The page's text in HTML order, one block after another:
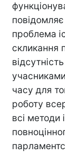
проблема
скликання
часу для
роботу
всі методи